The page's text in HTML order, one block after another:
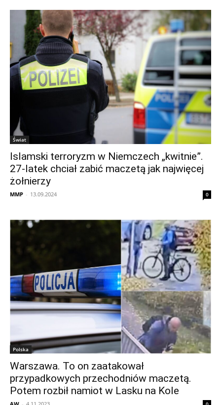
Świat
Islamski terroryzm w Niemczech „kwitnie”.
27-latek chciał zabić maczetą jak najwięcej
żołnierzy
MMP - 13.09.2024 0
Polska
Warszawa. To on zaatakował
przypadkowych przechodniów maczetą.
Potem rozbił namiot w Lasku na Kole